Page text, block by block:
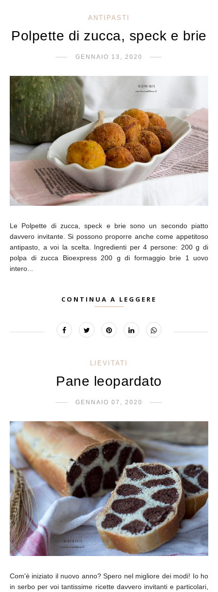
ANTIPASTI
Polpette di zucca, speck e brie
GENNAIO 13, 2020
Le Polpette di zucca, speck e brie sono un secondo piatto
davvero invitante. Si possono proporre anche come appetitoso
antipasto, a voi la scelta. Ingredienti per 4 persone: 200 g di
polpa di zucca Bioexpress 200 g di formaggio brie 1 uovo
intero...
CONTINUA A LEGGERE
LIEVITATI
Pane leopardato
GENNAIO 07, 2020
Com'è iniziato il nuovo anno? Spero nel migliore dei modi! Io ho
in serbo per voi tantissime ricette davvero invitanti e particolari,